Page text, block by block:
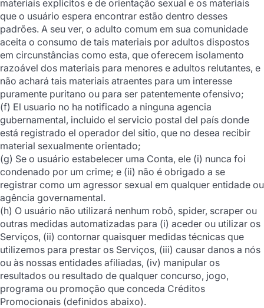
materiais explícitos e de orientação sexual e os materiais
que o usuário espera encontrar estão dentro desses
padrões. A seu ver, o adulto comum em sua comunidade
aceita o consumo de tais materiais por adultos dispostos
em circunstâncias como esta, que oferecem isolamento
razoável dos materiais para menores e adultos relutantes, e
não achará tais materiais atraentes para um interesse
puramente puritano ou para ser patentemente ofensivo;
(f) El usuario no ha notificado a ninguna agencia
gubernamental, incluido el servicio postal del país donde
está registrado el operador del sitio, que no desea recibir
material sexualmente orientado;
(g) Se o usuário estabelecer uma Conta, ele (i) nunca foi
condenado por um crime; e (ii) não é obrigado a se
registrar como um agressor sexual em qualquer entidade ou
agência governamental.
(h) O usuário não utilizará nenhum robô, spider, scraper ou
outras medidas automatizadas para (i) aceder ou utilizar os
Serviços, (ii) contornar quaisquer medidas técnicas que
utilizemos para prestar os Serviços, (iii) causar danos a nós
ou às nossas entidades afiliadas, (iv) manipular os
resultados ou resultado de qualquer concurso, jogo,
programa ou promoção que conceda Créditos
Promocionais (definidos abaixo).